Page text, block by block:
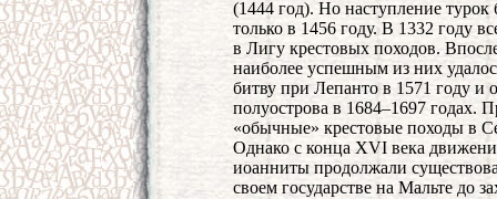
(1444 год). Но наступление турок
только в 1456 году. В 1332 году
в Лигу крестовых походов.
наиболее успешным из них
битву при Лепанто в 1571 году и
полуострова в 1684–1697 годах.
«обычные» крестовые походы в
Однако с конца XVI века
иоанниты продолжали
своем государстве на Мальте до